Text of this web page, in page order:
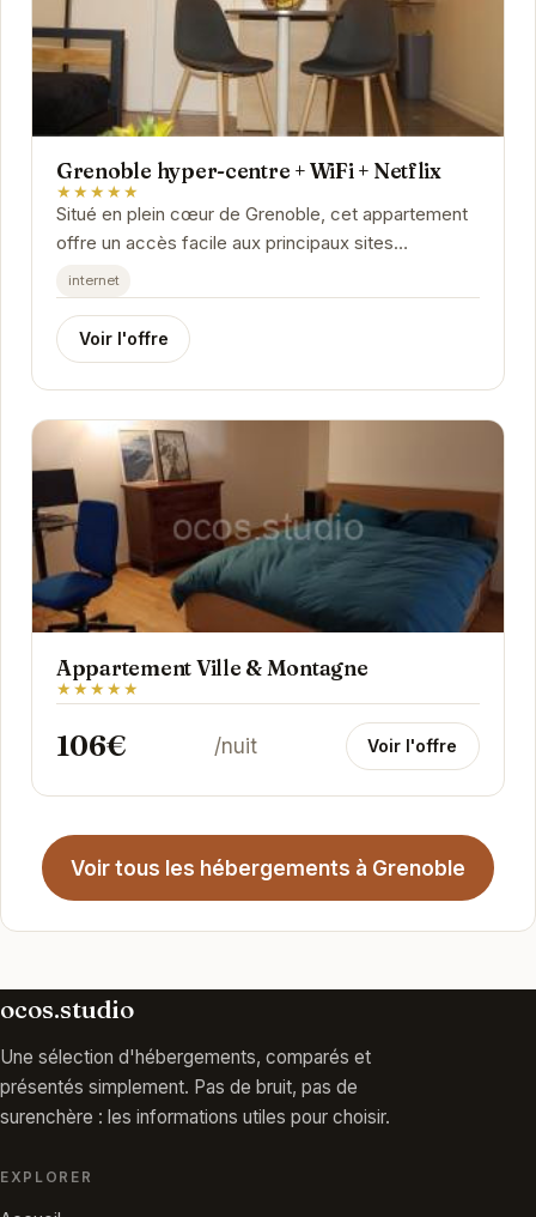
Grenoble hyper-centre + WiFi + Netflix
★★★★★
Situé en plein cœur de Grenoble, cet appartement
offre un accès facile aux principaux sites
touristiques, restaurants et boutiques. Moderne
et...
internet
Voir l'offre
Appartement Ville & Montagne
★★★★★
106€ /nuit Voir l'offre
Voir tous les hébergements à Grenoble
ocos.studio
Une sélection d'hébergements, comparés et
présentés simplement. Pas de bruit, pas de
surenchère : les informations utiles pour choisir.
EXPLORER